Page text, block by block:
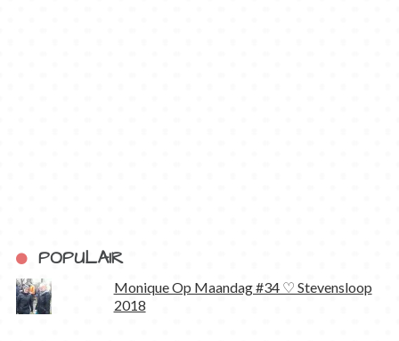
POPULAIR
Monique Op Maandag #34 ♡ Stevensloop
2018